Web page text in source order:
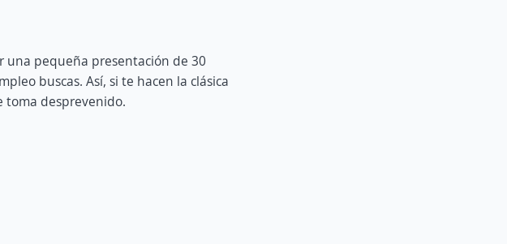
una pequeña presentación de 30
buscas. Así, si te hacen la clásica
toma desprevenido.